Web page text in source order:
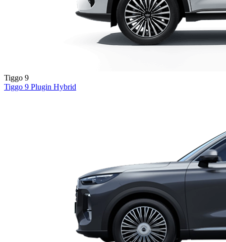
Tiggo 9
Tiggo 9 Plugin Hybrid